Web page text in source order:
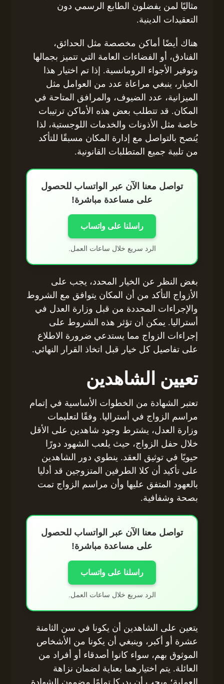
مثاليًا لمن يفضلون الطابع الرسمي دون
التعقيدات الدينية.
هناك أيضًا أماكن مخصصة مثل الحدائق،
الفنادق، أو الفضاءات العامة التي تتميز بجمالها
وتوفير الأجواء الرومانسية. إذا تم اختيار هذا
الخيار، ينبغي مراعاة عدد من العوامل مثل
الميزانية، عدد الضيوف، والمرافق المتاحة في
المكان. قد تتطلب بعض هذه الأماكن ترتيبات
خاصة مثل الأذونات والخدمات اللوجستية، لذا
يُنصح بالتواصل مع إدارة المكان مسبقًا للتأكد
من تلبية جميع المتطلبات القانونية.
تواصل معنا الآن عبر الواتساب للحصول
على مساعدة مباشرة!
راسلنا على واتساب
الرد سريع خلال ساعات العمل.
بغض النظر عن الخيار المحدد، يجب على
الأزواج التأكد من أن المكان يتوافق مع الشروط
والإجراءات المحددة من قبل وزارة العدل في
أستراليا. يمكن أن تؤثر هذه الشروط على
إجراءات الزواج مما يستدعي ضرورة الاطلاع
على تفاصيل كل خيار قبل اتخاذ القرار النهائي.
تعيين الشاهدين
تعتبر الشهادة من الخطوات الأساسية في إتمام
مراسم الزواج في أستراليا. وفقًا لتعليمات
وزارة العدل، يشترط وجود شاهدين على الأقل
خلال حفل الزواج، حيث يلعب الشهود دورًا
حيويًا في توثيق العقد. ينطوي دور الشاهدين
على تأكيد أن كلا الطرفين المتزوجين قد أدليا
بالعهود المتفق عليها وأن مراسم الزواج تمت
بصحة وشفافية.
تواصل معنا الآن عبر الواتساب للحصول
على مساعدة مباشرة!
راسلنا على واتساب
الرد سريع خلال ساعات العمل.
يتعين على الشاهدين أن يكونا في سن الثامنة
عشرة أو أكبر، وينبغي أن يكونا من الأشخاص
الموثوق بهم، سواء كانوا أصدقاء أو أفراد من
العائلة. يتم اختيارهما بعناية لضمان نزاهة
العملية؛ ويجب أن يدركا تمامًا مضمون الشهادة